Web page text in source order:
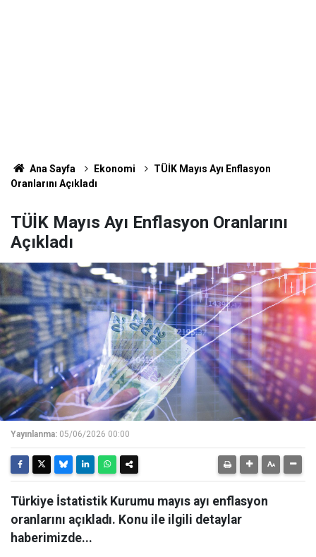
Ana Sayfa Ekonomi
TÜİK Mayıs Ayı Enflasyon
Oranlarını Açıkladı
TÜİK Mayıs Ayı Enflasyon Oranlarını
Açıkladı
Yayınlanma: 05/06/2026 00:00
Türkiye İstatistik Kurumu mayıs ayı enflasyon
oranlarını açıkladı. Konu ile ilgili detaylar
haberimizde...